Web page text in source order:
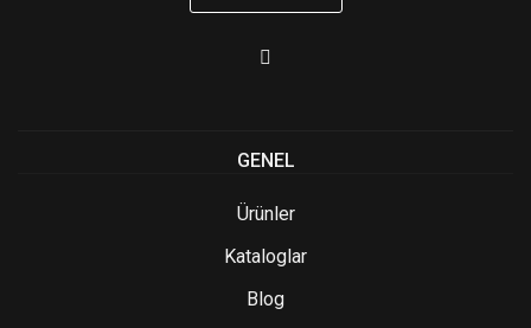
GENEL
Ürünler
Kataloglar
Blog